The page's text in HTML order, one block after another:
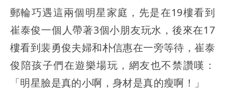
郵輪巧遇這兩個明星家庭，先是在19樓看到
崔泰俊一個人帶著3個小朋友玩水，後來在17
樓看到裴勇俊夫婦和朴信惠在一旁等待，崔泰
俊陪孩子們在遊樂場玩，網友也不禁讚嘆：
「明星臉是真的小啊，身材是真的瘦啊！」